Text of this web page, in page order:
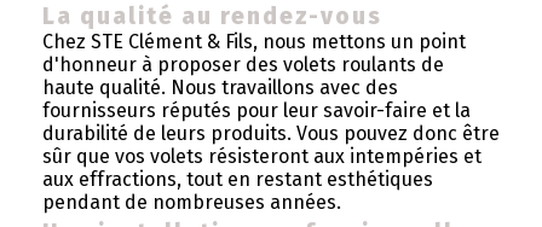
La qualité au rendez-vous
Chez STE Clément & Fils, nous mettons un point
d'honneur à proposer des volets roulants de
haute qualité. Nous travaillons avec des
fournisseurs réputés pour leur savoir-faire et la
durabilité de leurs produits. Vous pouvez donc être
sûr que vos volets résisteront aux intempéries et
aux effractions, tout en restant esthétiques
pendant de nombreuses années.